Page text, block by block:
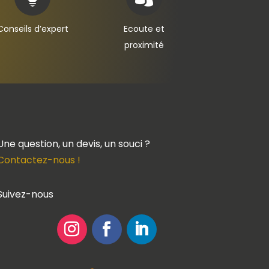
d’expert
Ecoute et
proximité
question, un devis, un souci ?
nous !
nous